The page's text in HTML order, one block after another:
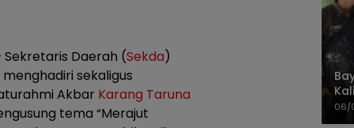
Daerah (Sekda)
sekaligus
Akbar Karang Taruna
tema “Merajut
06/